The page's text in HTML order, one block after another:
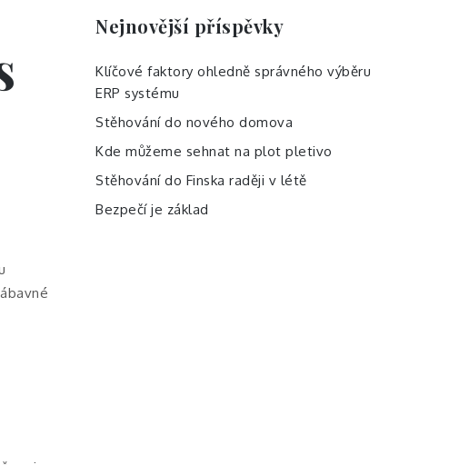
Nejnovější příspěvky
Klíčové faktory ohledně správného výběru
ERP systému
Stěhování do nového domova
Kde můžeme sehnat na plot pletivo
Stěhování do Finska raději v létě
Bezpečí je základ